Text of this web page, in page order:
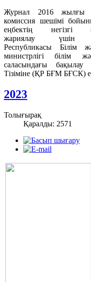
Журнал 2016 жылғы
комиссия шешімі
еңбектің негізгі
жариялау үшін
Республикасы Білім
министрлігі білім
саласындағы бақылау
Тізіміне (ҚР БҒМ БҒСК)
2023
Толығырақ
Қаралды: 2571